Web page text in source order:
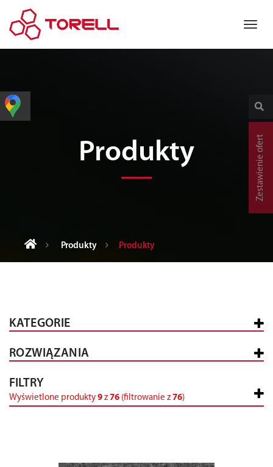
Produkty
Produkty Produkty
KATEGORIE
ROZWIĄZANIA
FILTRY
Wyświetlone produkty 9 z76 (filtrowanie z76)
Zestawienie ofert